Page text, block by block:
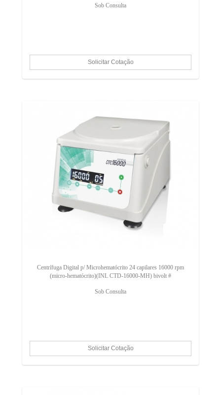
Sob Consulta
Centrífuga Digital p/ Microhematócrito 24 capilares 16000 rpm
(micro-hematócrito)(INL CTD-16000-MH) bivolt #
Sob Consulta